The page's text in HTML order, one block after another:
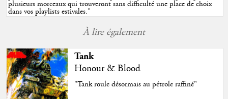
plusieurs morceaux qui trouveront sans difficulté une place de choix
dans vos playlists estivales."
À lire également
Tank
Honour & Blood
"Tank roule désormais au pétrole raffiné"